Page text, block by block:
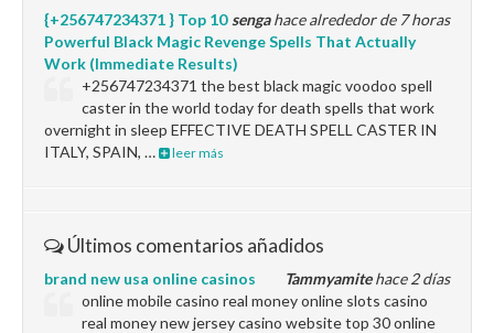
sengahace alrededor de 7 horas
{+256747234371 } Top 10
Powerful Black Magic Revenge Spells That Actually
Work (Immediate Results)
+256747234371 the best black magic voodoo spell
caster in the world today for death spells that work
overnight in sleep EFFECTIVE DEATH SPELL CASTER IN
ITALY, SPAIN, …
leer más
Últimos comentarios añadidos
Tammyamitehace 2 días
brand new usa online casinos
online mobile casino real money online slots casino
real money new jersey casino website top 30 online